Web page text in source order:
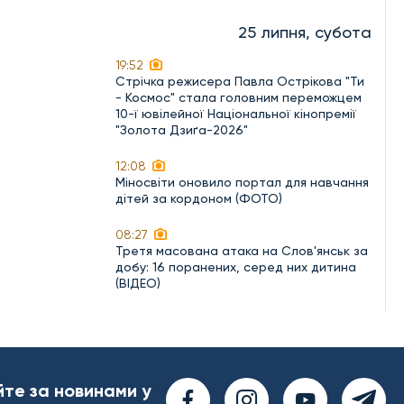
25 липня, субота
19:52
Стрічка режисера Павла Острікова "Ти
- Космос" стала головним переможцем
10-ї ювілейної Національної кінопремії
"Золота Дзиґа-2026"
12:08
Міносвіти оновило портал для навчання
дітей за кордоном (ФОТО)
08:27
Третя масована атака на Слов'янськ за
добу: 16 поранених, серед них дитина
(ВІДЕО)
за новинами у